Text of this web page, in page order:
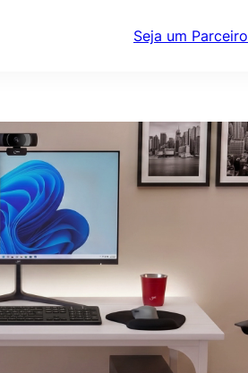
Seja um Parceiro